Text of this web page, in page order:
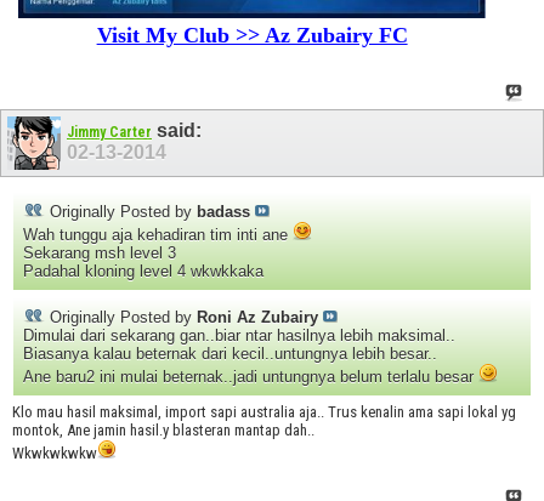
Visit My Club >> Az Zubairy FC
Jimmy Carter said:
02-13-2014
Originally Posted by badass
Wah tunggu aja kehadiran tim inti ane
Sekarang msh level 3
Padahal kloning level 4 wkwkkaka
Originally Posted by Roni Az Zubairy
Dimulai dari sekarang gan..biar ntar hasilnya lebih maksimal..
Biasanya kalau beternak dari kecil..untungnya lebih besar..
Ane baru2 ini mulai beternak..jadi untungnya belum terlalu besar
Klo mau hasil maksimal, import sapi australia aja.. Trus kenalin ama sapi lokal yg
montok, Ane jamin hasil.y blasteran mantap dah..
Wkwkwkwkw